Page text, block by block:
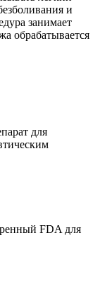
и
занимает
обрабатывается
для
FDA для